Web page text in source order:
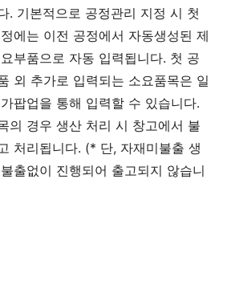
. 기본적으로 공정관리 지정 시 첫
에는 이전 공정에서 자동생성된 제
부품으로 자동 입력됩니다. 첫 공
외 추가로 입력되는 소요품목은 일
팝업을 통해 입력할 수 있습니다.
의 경우 생산 처리 시 창고에서 불
처리됩니다. (* 단, 자재미불출 생
출없이 진행되어 출고되지 않습니